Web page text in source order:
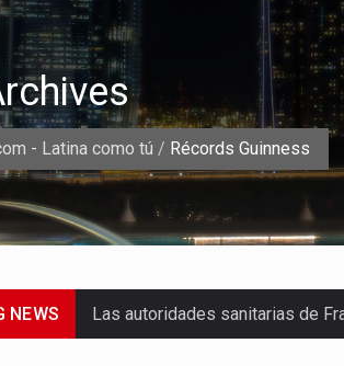
- Latina como tú / Récords Guinness
NEWS Una jornada escolar terminó en